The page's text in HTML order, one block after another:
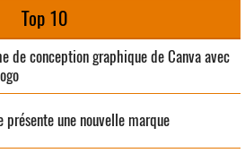
Top 10
de conception graphique de Canva avec
présente une nouvelle marque